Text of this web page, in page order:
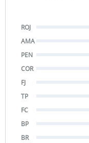
ROJ
AMA
PEN
COR
FJ
TP
FC
BP
BR